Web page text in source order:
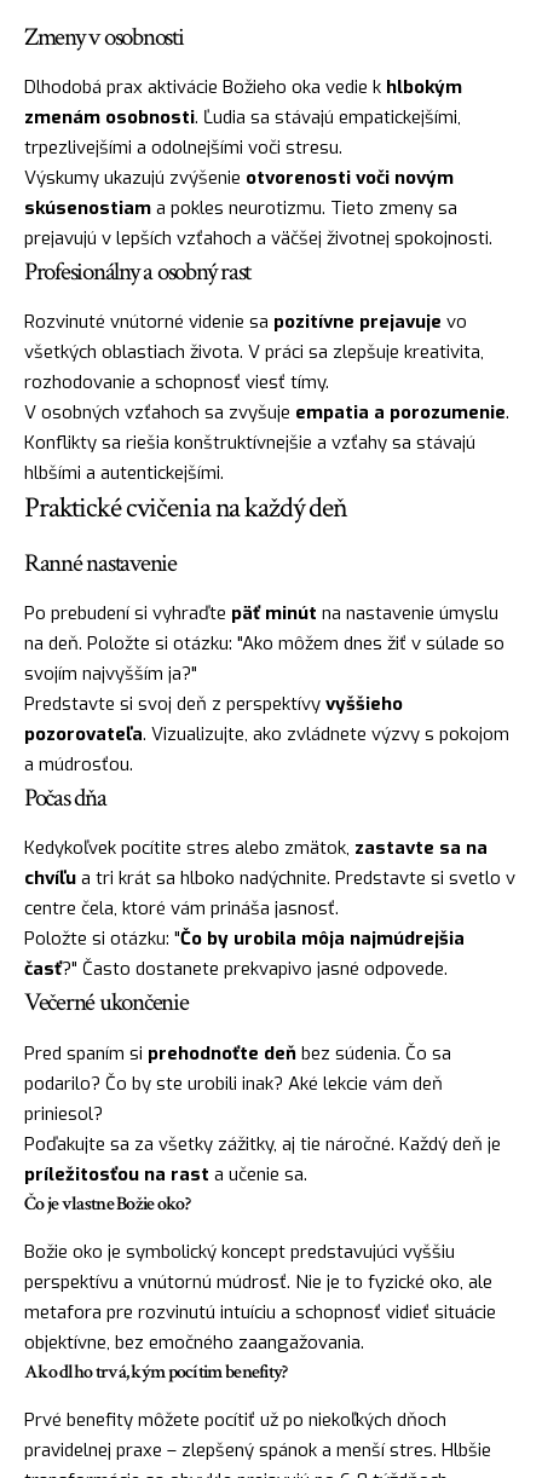
Zmeny v osobnosti
Dlhodobá prax aktivácie Božieho oka vedie k hlbokým
zmenám osobnosti. Ľudia sa stávajú empatickejšími,
trpezlivejšími a odolnejšími voči stresu.
Výskumy ukazujú zvýšenie otvorenosti voči novým
skúsenostiam a pokles neurotizmu. Tieto zmeny sa
prejavujú v lepších vzťahoch a väčšej životnej spokojnosti.
Profesionálny a osobný rast
Rozvinuté vnútorné videnie sa pozitívne prejavuje vo
všetkých oblastiach života. V práci sa zlepšuje kreativita,
rozhodovanie a schopnosť viesť tímy.
V osobných vzťahoch sa zvyšuje empatia a porozumenie.
Konflikty sa riešia konštruktívnejšie a vzťahy sa stávajú
hlbšími a autentickejšími.
Praktické cvičenia na každý deň
Ranné nastavenie
Po prebudení si vyhraďte päť minút na nastavenie úmyslu
na deň. Položte si otázku: "Ako môžem dnes žiť v súlade so
svojím najvyšším ja?"
Predstavte si svoj deň z perspektívy vyššieho
pozorovateľa. Vizualizujte, ako zvládnete výzvy s pokojom
a múdrosťou.
Počas dňa
Kedykoľvek pocítite stres alebo zmätok, zastavte sa na
chvíľu a tri krát sa hlboko nadýchnite. Predstavte si svetlo v
centre čela, ktoré vám prináša jasnosť.
Položte si otázku: "Čo by urobila môja najmúdrejšia
časť?" Často dostanete prekvapivo jasné odpovede.
Večerné ukončenie
Pred spaním si prehodnoťte deň bez súdenia. Čo sa
podarilo? Čo by ste urobili inak? Aké lekcie vám deň
priniesol?
Poďakujte sa za všetky zážitky, aj tie náročné. Každý deň je
príležitosťou na rast a učenie sa.
Čo je vlastne Božie oko?
Božie oko je symbolický koncept predstavujúci vyššiu
perspektívu a vnútornú múdrosť. Nie je to fyzické oko, ale
metafora pre rozvinutú intuíciu a schopnosť vidieť situácie
objektívne, bez emočného zaangažovania.
Ako dlho trvá, kým pocítim benefity?
Prvé benefity môžete pocítiť už po niekoľkých dňoch
pravidelnej praxe – zlepšený spánok a menší stres. Hlbšie